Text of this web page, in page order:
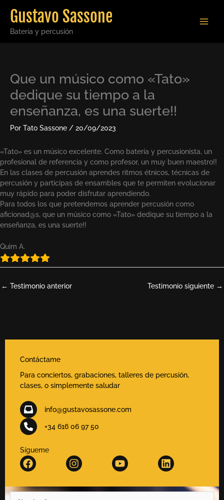
Gustavo Sassone
Batería y percusión
Que un músico como «Tato»
dedique su tiempo a la
enseñanza, es una suerte!!
Por Tato Sassone / 20/09/2023
«Tato» es un músico excelente. Como batería y percusionista, un
profesional de referencia y como profesor, un muy buen maestro!!
En las clases de percusión aprendes ritmos étnicos, técnicas de
percusión y participas de ensambles que te permiten evolucionar
muy rápido para poder disfrutar aprendiendo.
Para todos los que pretendemos aprender percusión como
aficionad@s, que un músico como «Tato» dedique su tiempo a la
enseñanza, es una suerte!!
Quim A.
← Testimonio anterior Testimonio siguiente →
Contáctame
Para conciertos, grabaciones, talleres de percusión,
clases, o simplemente saludar
info@gustavosassone.com
+34 616 06 97 50
Sígueme